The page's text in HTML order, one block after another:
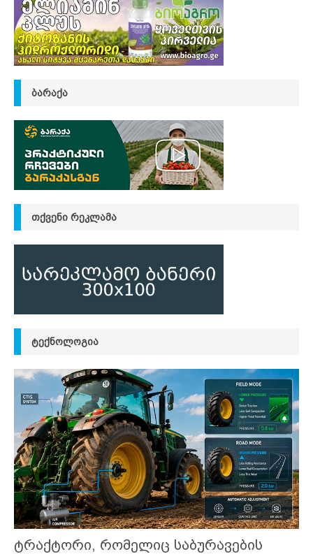
ᲑᲐᲠᲐᲥᲐ
ᲗᲥᲕᲔᲜᲘ ᲠᲔᲙᲚᲐᲛᲐ
ᲢᲔᲥᲜᲝᲚᲝᲒᲘᲐ
ტრაქტორი, რომელიც საბურავების